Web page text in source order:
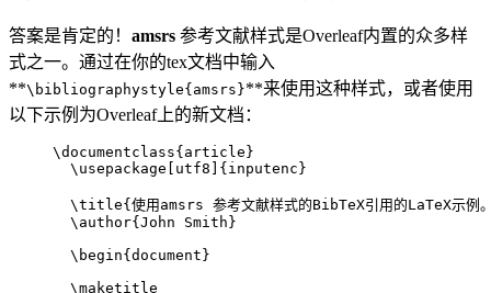
答案是肯定的！ amsrs 参考文献样式是Overleaf内置的众多样
式之一。通过在你的tex文档中输入
**\bibliographystyle{amsrs}**来使用这种样式，或者使用
以下示例为Overleaf上的新文档：
\documentclass{ article }
\usepackage
utf8 ]{ inputenc }
\title{使用amsrs 参考文献样式的BibTeX引用的LaTeX示例
\author{John Smith}
\begin{ document }
\maketitle